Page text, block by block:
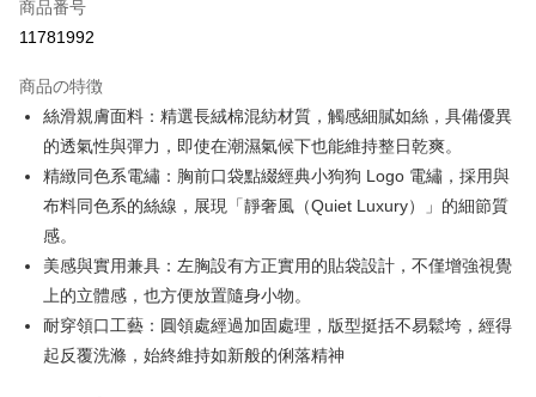
Apple Pay
Easy Wallet
OP Pay Later
説明
【OP Pay Later 使用説明】
1. 本サービスは台湾大哥大によって提供され、台湾大哥大のユーザーは追
加の申請なしで即時に利用可能です。
2. 支払い方法で「OP Pay Later」を選択すると、注文が成立した後に自動
いの回数や支払い期限を選択し、支払いを確認すると取引が完了します。
3. 実際の承認額、分割回数および費用については、後続の取引確認ページ
を基準とします。
4. 注文成立後30分以内に確認取引を行わない場合や審査が通過しない場
AFTEE代金後払い
説明
一、 AFTEE代金後払いについて
1.お支払い方法でAFTEE代金後払いを選択すると、携帯電話認証ウィンド
2.SMSで認証してお支払い手続を進めてください。
3.注文するときのお支払いは不要です。商品はご指定の住所に配送されま
ATM払い
商品番号
11781992
商品の特徴
絲滑親膚面料：精選長絨棉混紡材質，觸感細膩如絲，具備優異
的透氣性與彈力，即使在潮濕氣候下也能維持整日乾爽。
精緻同色系電繡：胸前口袋點綴經典小狗狗 Logo 電繡，採用與
布料同色系的絲線，展現「靜奢風（Quiet Luxury）」的細節質
感。
美感與實用兼具：左胸設有方正實用的貼袋設計，不僅增強視覺
上的立體感，也方便放置隨身小物。
耐穿領口工藝：圓領處經過加固處理，版型挺括不易鬆垮，經得
起反覆洗滌，始終維持如新般的俐落精神